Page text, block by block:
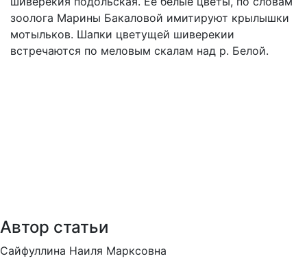
зоолога Марины Бакаловой имитируют крылышки
мотыльков. Шапки цветущей шиверекии
встречаются по меловым скалам над р. Белой.
Автор статьи
Сайфуллина Наиля Марксовна